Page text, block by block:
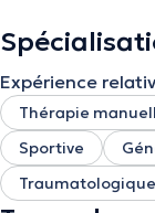
part à l'HELB en tant que
gagné la confiance
kinésithérapeute
cabinet à Uccle.
ville d’Ixelles. Il est spécialisé en rééducation en traumatologie
générale et sportive,
Drainage
Expérience
Thérapie
Sportive
Traumatologique